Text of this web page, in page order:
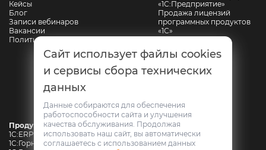
Кейсы
Блог
Записи вебинаров
Вакансии
Политика конфиденциальности
«1С:Предприятие»
Продажа лицензий
программных продуктов
«1С»
Сопровождение 1С
Автоматизация
горнодобывающих
предприятий
Автоматизация
Web-разработка
Продукты
1C:ERP Горнодобывающая промышленность
1C:Горнодобывающая промышленность. Модуль для 1С:ERP
Сайт использует файлы cookies
и сервисы сбора технических
данных
Данные собираются для обеспечения
работоспособности сайта и улучшения
качества обслуживания. Продолжая
использовать наш сайт, вы автоматически
соглашаетесь с использованием данных